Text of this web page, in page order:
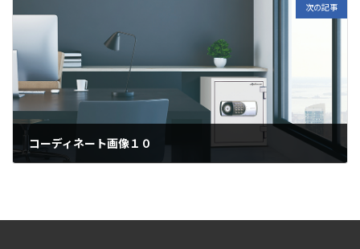
次の記事
コーディネート画像１０